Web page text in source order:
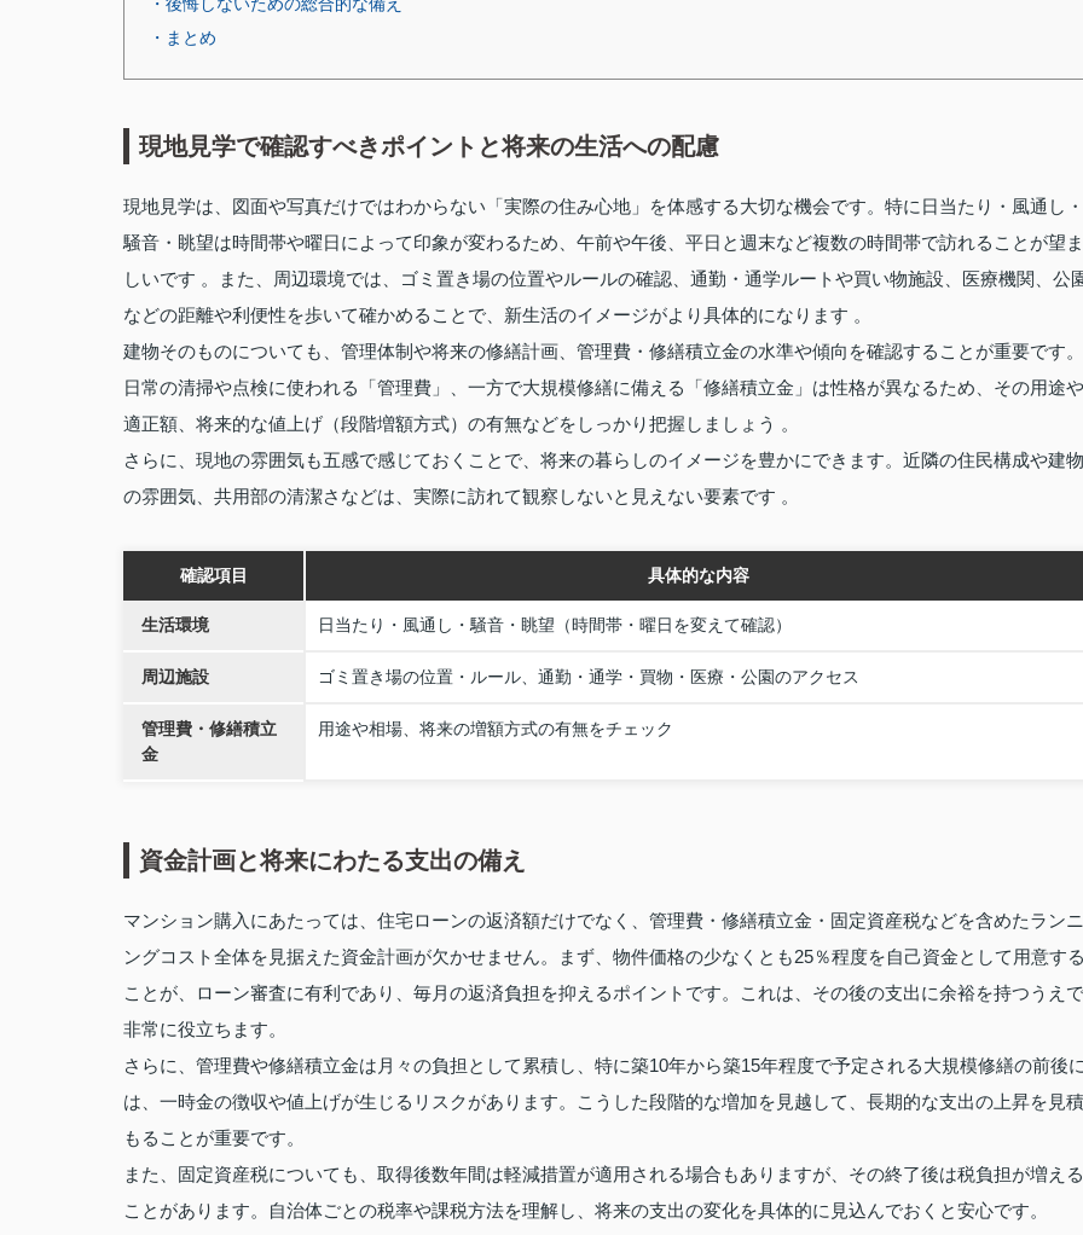
・まとめ
現地見学で確認すべきポイントと将来の生活への配慮
現地見学は、図面や写真だけではわからない「実際の住み心地」を体感する大切な機会です。特に日当たり・風通し・
騒音・眺望は時間帯や曜日によって印象が変わるため、午前や午後、平日と週末など複数の時間帯で訪れることが望ま
しいです 。また、周辺環境では、ゴミ置き場の位置やルールの確認、通勤・通学ルートや買い物施設、医療機関、公
などの距離や利便性を歩いて確かめることで、新生活のイメージがより具体的になります 。
建物そのものについても、管理体制や将来の修繕計画、管理費・修繕積立金の水準や傾向を確認することが重要です。
日常の清掃や点検に使われる「管理費」、一方で大規模修繕に備える「修繕積立金」は性格が異なるため、その用途や
適正額、将来的な値上げ（段階増額方式）の有無などをしっかり把握しましょう 。
さらに、現地の雰囲気も五感で感じておくことで、将来の暮らしのイメージを豊かにできます。近隣の住民構成や建物
の雰囲気、共用部の清潔さなどは、実際に訪れて観察しないと見えない要素です 。
確認項目 具体的な内容
生活環境 日当たり・風通し・騒音・眺望（時間帯・曜日を変えて確認）
周辺施設 ゴミ置き場の位置・ルール、通勤・通学・買物・医療・公園のアクセス
管理費・修繕積立
金
用途や相場、将来の増額方式の有無をチェック
資金計画と将来にわたる支出の備え
マンション購入にあたっては、住宅ローンの返済額だけでなく、管理費・修繕積立金・固定資産税などを含めたランニ
ングコスト全体を見据えた資金計画が欠かせません。まず、物件価格の少なくとも25％程度を自己資金として用意する
ことが、ローン審査に有利であり、毎月の返済負担を抑えるポイントです。これは、その後の支出に余裕を持つうえで
非常に役立ちます。
さらに、管理費や修繕積立金は月々の負担として累積し、特に築10年から築15年程度で予定される大規模修繕の前後に
は、一時金の徴収や値上げが生じるリスクがあります。こうした段階的な増加を見越して、長期的な支出の上昇を見積
もることが重要です。
また、固定資産税についても、取得後数年間は軽減措置が適用される場合もありますが、その終了後は税負担が増える
ことがあります。自治体ごとの税率や課税方法を理解し、将来の支出の変化を具体的に見込んでおくと安心です。